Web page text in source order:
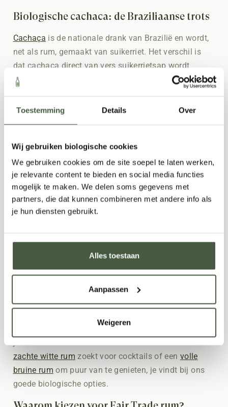
Toestemming Details Over
Wij gebruiken biologische cookies
We gebruiken cookies om de site soepel te laten werken,
je relevante content te bieden en social media functies
mogelijk te maken. We delen soms gegevens met
partners, die dat kunnen combineren met andere info als
je hun diensten gebruikt.
Alles toestaan
Aanpassen
Weigeren
Biologische cachaça: de Braziliaanse trots
Cachaça is de nationale drank van Brazilië en wordt,
net als rum, gemaakt van suikerriet. Het verschil is
dat cachaça direct van vers suikerrietsap wordt
gedistilleerd. Dat geeft een frisse en licht kruidige
Bruine rum: vol en intens
rijping op houten vaten ontstaan tonen van karamel,
vanille en een hint van eikenhout. Heerlijk om puur te
drinken of in een rijke cocktail zoals een Dark ’n
Stormy.
Witte rum: fris en veelzijdig
verfrissende smaken. Zacht en puur, en perfect voor
cocktails zoals een mojito of een piña colada. Fijn
voor een zomerse dag of een feestje.
Op zoek naar biologische Bacardi?
er sterke alternatieven die minstens zo lekker zijn. Of
zachte witte rum zoekt voor cocktails of een volle
bruine rum om puur van te genieten, je vindt bij ons
goede biologische opties.